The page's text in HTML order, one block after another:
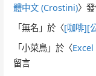
體中文 (Crostini)〉
「無名 」於〈[咖啡][
「小菜鳥 」於〈Excel
留言